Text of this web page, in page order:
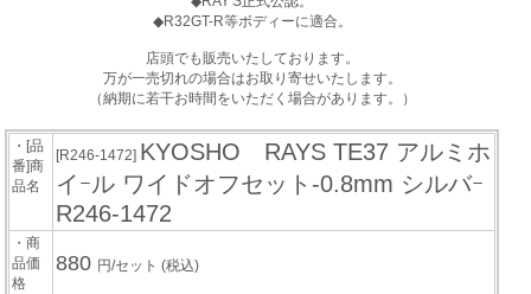
◆R32GT-R等ボディーに適合。
店頭でも販売いたしております。
万が一売切れの場合はお取り寄せいたします。
（納期に若干お時間をいただく場合があります。）
・[品
番]商
品名
[R246-1472] KYOSHO RAYS TE37 アルミホ
イｰル ワイドオフセット-0.8mm シルバｰ
R246-1472
・商
品価
格
880 円/セット(税込)